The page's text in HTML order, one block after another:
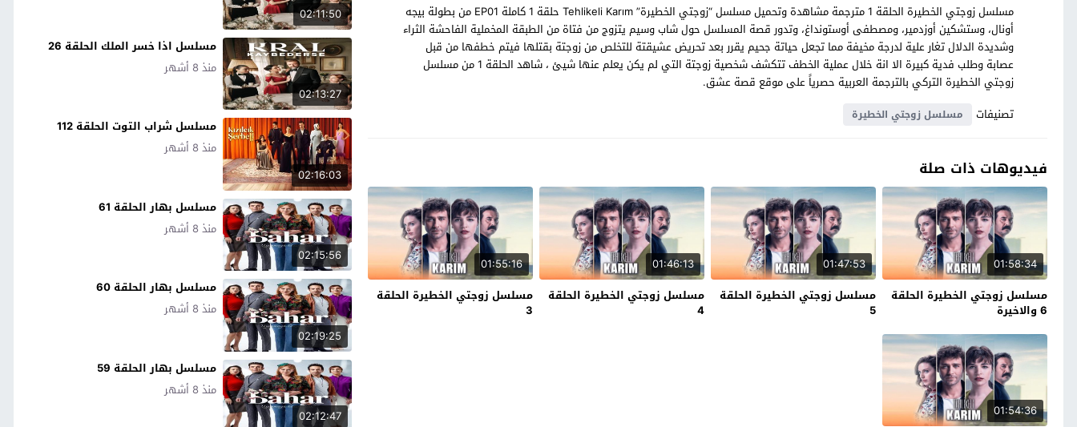
مسلسل زوجتي الخطيرة الحلقة 1 مترجمة مشاهدة وتحميل مسلسل “زوجتي الخطيرة” Tehlikeli Karım حلقة 1 كاملة EP01 من بطولة بيجه
أونال، وستشكين أوزدمير، ومصطفى أوستونداغ، وتدور قصة المسلسل حول شاب وسيم يتزوج من فتاة من الطبقة المخملية الفاحشة الثراء
وشديدة الدلال تغار علية لدرجة مخيفة مما تجعل حياتة جحيم يقرر بعد تحريض عشيقتة للتخلص من زوجتة بقتلها فيتم خطفها من قبل
عصابة وطلب فدية كبيرة الا انة خلال عملية الخطف تتكشف شخصية زوجتة التي لم يكن يعلم عنها شيئ ، شاهد الحلقة 1 من مسلسل
زوجتي الخطيرة التركي بالترجمة العربية حصرياً على موقع قصة عشق.
تصنيفات
مسلسل زوجتي الخطيرة
فيديوهات ذات صلة
01:58:34
مسلسل زوجتي الخطيرة الحلقة
6 والاخيرة
01:47:53
مسلسل زوجتي الخطيرة الحلقة
5
01:46:13
مسلسل زوجتي الخطيرة الحلقة
4
01:55:16
مسلسل زوجتي الخطيرة الحلقة
3
01:54:36
02:11:50
02:13:27
مسلسل اذا خسر الملك الحلقة 26
منذ 8 أشهر
02:16:03
مسلسل شراب التوت الحلقة 112
منذ 8 أشهر
02:15:56
مسلسل بهار الحلقة 61
منذ 8 أشهر
02:19:25
مسلسل بهار الحلقة 60
منذ 8 أشهر
02:12:47
مسلسل بهار الحلقة 59
منذ 8 أشهر